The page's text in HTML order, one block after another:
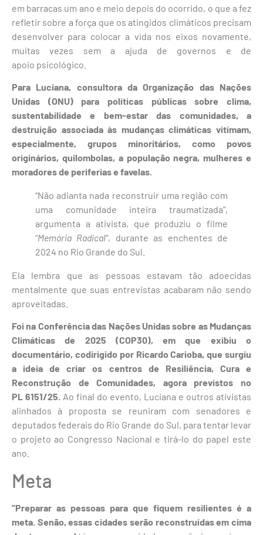
em barracas um ano e meio depois do ocorrido, o que a fez
refletir sobre a força que os atingidos climáticos precisam
desenvolver para colocar a vida nos eixos novamente,
muitas vezes sem a ajuda de governos e de
apoio psicológico.
Para Luciana, consultora da Organização das Nações
Unidas (ONU) para políticas públicas sobre clima,
sustentabilidade e bem-estar das comunidades, a
destruição associada às mudanças climáticas vitimam,
especialmente, grupos minoritários, como povos
originários, quilombolas, a população negra, mulheres e
moradores de periferias e favelas.
“Não adianta nada reconstruir uma região com
uma comunidade inteira traumatizada”,
argumenta a ativista, que produziu o filme
“Memória Radical“, durante as enchentes de
2024 no Rio Grande do Sul.
Ela lembra que as pessoas estavam tão adoecidas
mentalmente que suas entrevistas acabaram não sendo
aproveitadas.
Foi na Conferência das Nações Unidas sobre as Mudanças
Climáticas de 2025 (COP30), em que exibiu o
documentário, codirigido por Ricardo Carioba, que surgiu
a ideia de criar os centros de Resiliência, Cura e
Reconstrução de Comunidades, agora previstos no
PL 6151/25. Ao final do evento, Luciana e outros ativistas
alinhados à proposta se reuniram com senadores e
deputados federais do Rio Grande do Sul, para tentar levar
o projeto ao Congresso Nacional e tirá-lo do papel este
ano.
Meta
“Preparar as pessoas para que fiquem resilientes é a
meta. Senão, essas cidades serão reconstruídas em cima